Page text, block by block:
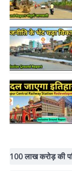
100 लाख करोड़ की